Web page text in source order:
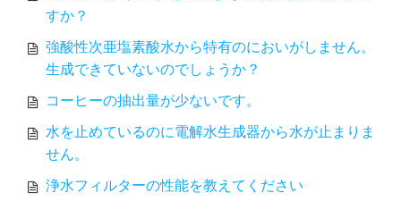
すか？
強酸性次亜塩素酸水から特有のにおいがしません。
生成できていないのでしょうか？
コーヒーの抽出量が少ないです。
水を止めているのに電解水生成器から水が止まりま
せん。
浄水フィルターの性能を教えてください